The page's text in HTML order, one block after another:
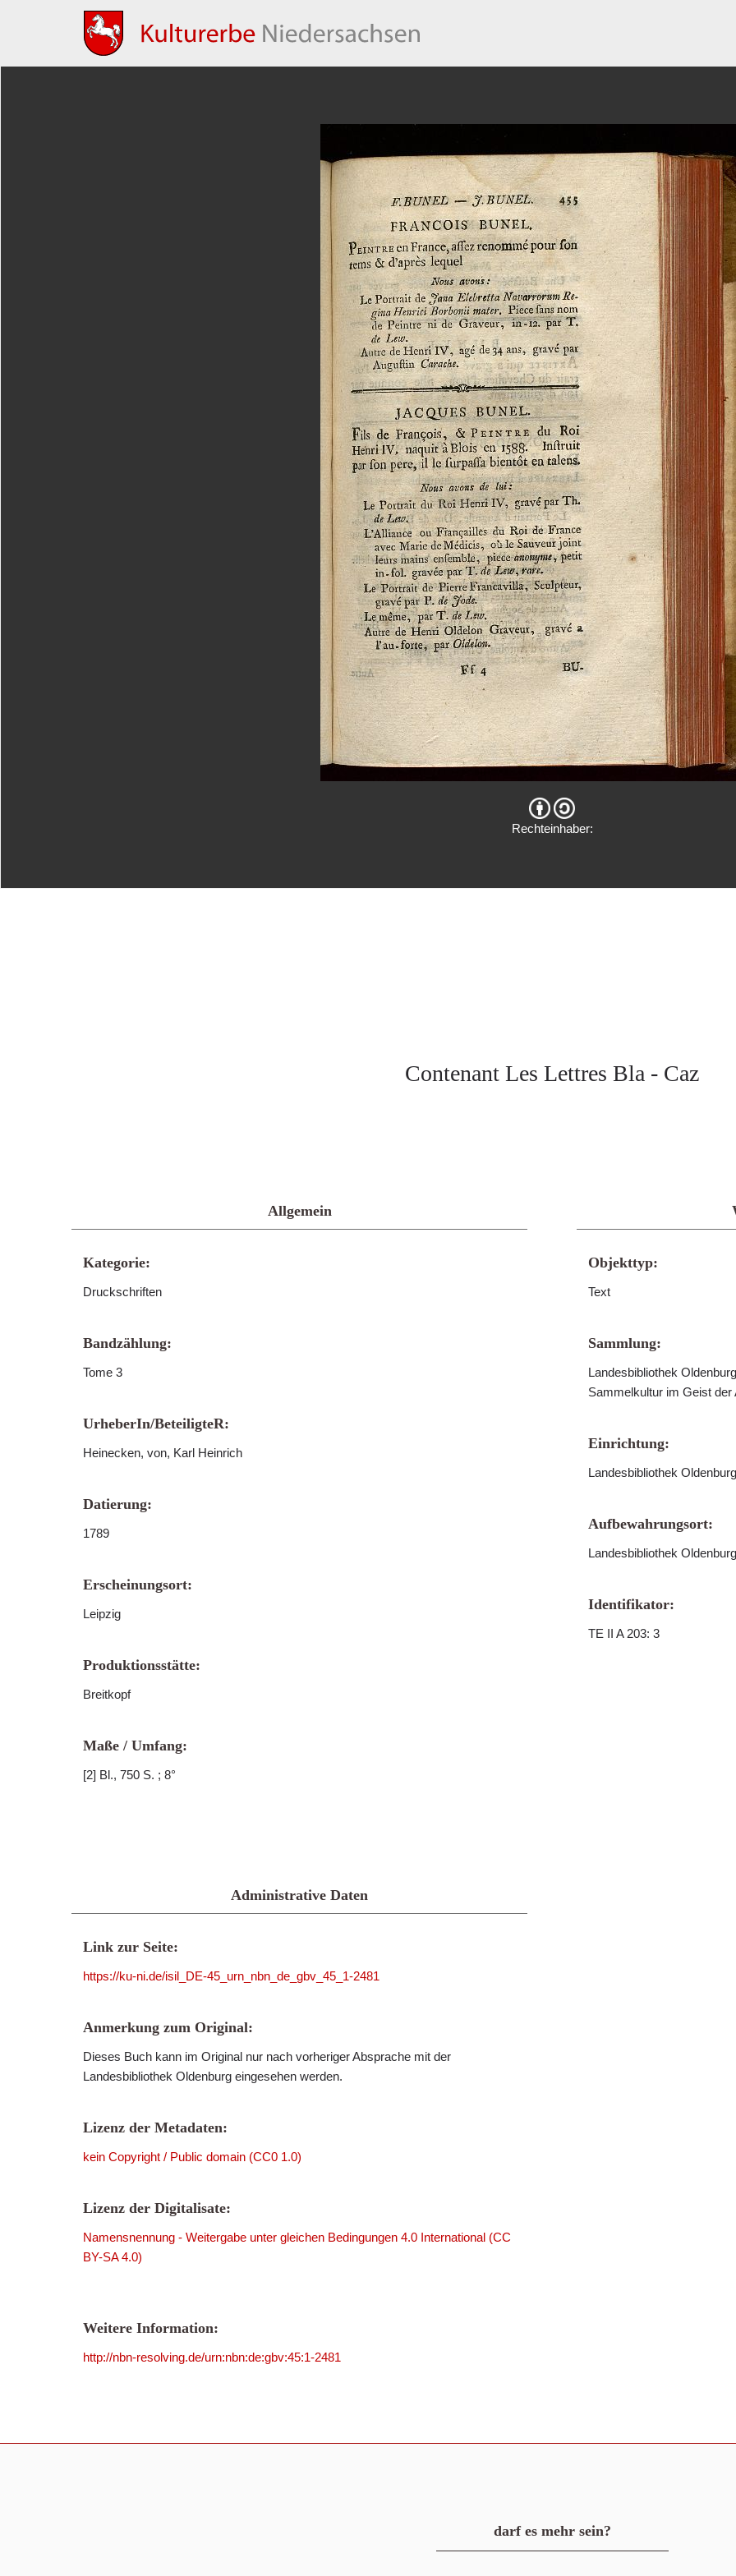
Rechteinhaber:
Contenant Les Lettres Bla - Caz
Allgemein
Kategorie:
Druckschriften
Bandzählung:
Tome 3
UrheberIn/BeteiligteR:
Heinecken, von, Karl Heinrich
Datierung:
1789
Erscheinungsort:
Leipzig
Produktionsstätte:
Breitkopf
Maße / Umfang:
[2] Bl., 750 S. ; 8°
Objekttyp:
Text
Sammlung:
Landesbibliothek
Sammelkultur im Geist
Einrichtung:
Landesbibliothek
Aufbewahrungsort:
Landesbibliothek Oldenburg
Identifikator:
TE II A 203: 3
Administrative Daten
Link zur Seite:
https://ku-ni.de/isil_DE-45_urn_nbn_de_gbv_45_1-2481
Anmerkung zum Original:
Dieses Buch kann im Original nur nach vorheriger Absprache mit der
Landesbibliothek Oldenburg eingesehen werden.
Lizenz der Metadaten:
kein Copyright / Public domain (CC0 1.0)
Lizenz der Digitalisate:
Namensnennung - Weitergabe unter gleichen Bedingungen 4.0 International (CC
BY-SA 4.0)
Weitere Information:
http://nbn-resolving.de/urn:nbn:de:gbv:45:1-2481
darf es mehr sein?